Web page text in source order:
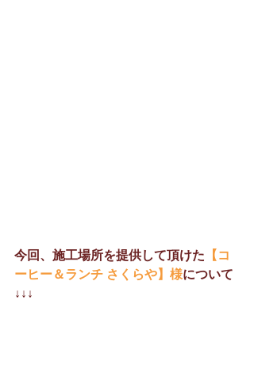
今回、施工場所を提供して頂けた 【コ
ーヒー＆ランチ さくらや】様について
↓↓↓